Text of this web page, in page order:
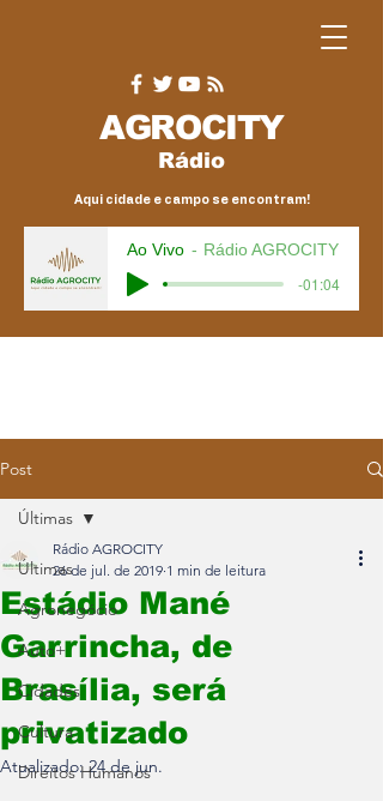
AGROCITY
Rádio
Aqui cidade e campo se encontram!
Ao Vivo Rádio AGROCITY
-01:04
Post
Últimas
Agronegócio
Auto+
Cidades
Cultura
Direitos Humanos
Últimas
Estádio Mané
Garrincha, de
Brasília, será
privatizado
Rádio AGROCITY
26 de jul. de 2019 1 min de leitura
Atualizado:24 de jun.